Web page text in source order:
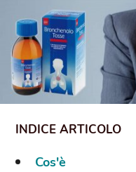
Cos'è